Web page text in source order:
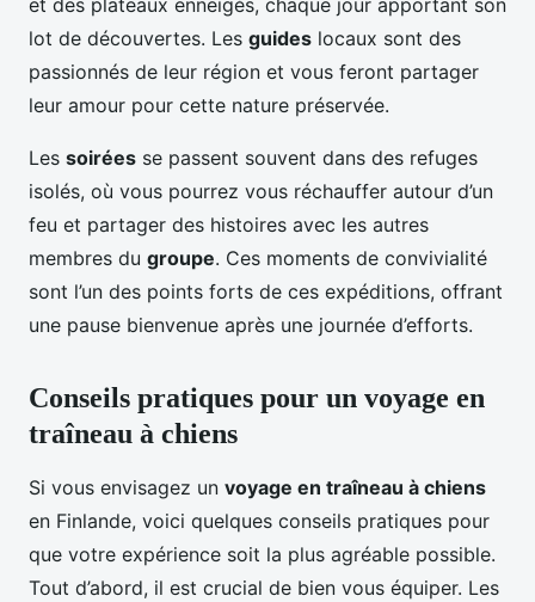
et des plateaux enneigés, chaque jour apportant son
lot de découvertes. Les guides locaux sont des
passionnés de leur région et vous feront partager
leur amour pour cette nature préservée.
Les soirées se passent souvent dans des refuges
isolés, où vous pourrez vous réchauffer autour d’un
feu et partager des histoires avec les autres
membres du groupe. Ces moments de convivialité
sont l’un des points forts de ces expéditions, offrant
une pause bienvenue après une journée d’efforts.
Conseils pratiques pour un voyage en
traîneau à chiens
Si vous envisagez un voyage en traîneau à chiens
en Finlande, voici quelques conseils pratiques pour
que votre expérience soit la plus agréable possible.
Tout d’abord, il est crucial de bien vous équiper. Les